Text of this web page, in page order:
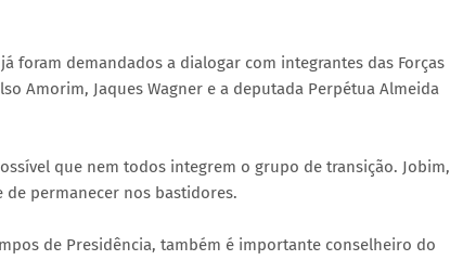
foram demandados a dialogar com integrantes das Forças
Amorim, Jaques Wagner e a deputada Perpétua Almeida
que nem todos integrem o grupo de transição. Jobim,
permanecer nos bastidores.
de Presidência, também é importante conselheiro do